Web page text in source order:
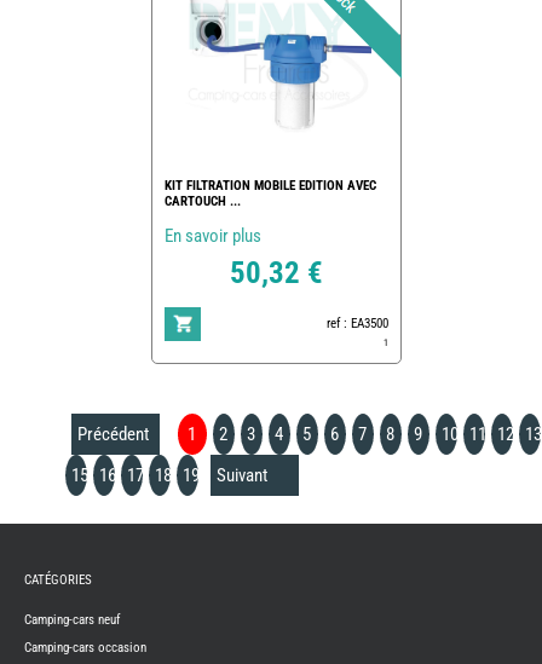
KIT FILTRATION MOBILE EDITION AVEC
CARTOUCH ...
En savoir plus
50,32 €
ref : EA3500
1
Précédent 1 2 3 4 5 6 7 8 9 10 11 12
13
15
16 17 18 19 Suivant
CAMPING-
NEUFS
CAMPING-
CATÉGORIES
Camping-cars neuf
Camping-cars occasion